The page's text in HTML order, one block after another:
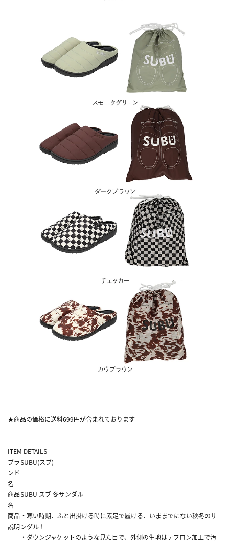
★商品の価格に送料699円が含まれております
ITEM DETAILS
ブラ
ンド
名
SUBU(スブ)
商品
名
SUBU スブ 冬サンダル
商品
説明
・寒い時期、ふと出掛ける時に素足で履ける、いままでにない秋冬のサ
ンダル！
・ダウンジャケットのような見た目で、外側の生地はテフロン加工で汚